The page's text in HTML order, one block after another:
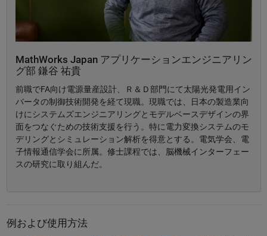
MathWorks Japan アプリケーションエンジニアリン
グ部 鎌谷 祐貴
前職でFA向け電源量産設計、Ｒ＆Ｄ部門にて太陽光発電用イン
バータの制御技術開発を経て現職。現職では、日本の製造業向
けにシステムズエンジニアリングとモデルベースデザインの界
面をつなぐための技術支援を行う。特に電力変換システムのモ
デリングとシミュレーション解析を得意とする。電気学会、電
子情報通信学会に所属。修士課程では、脳機械インターフェー
スの研究に取り組んだ。
例および使用方法